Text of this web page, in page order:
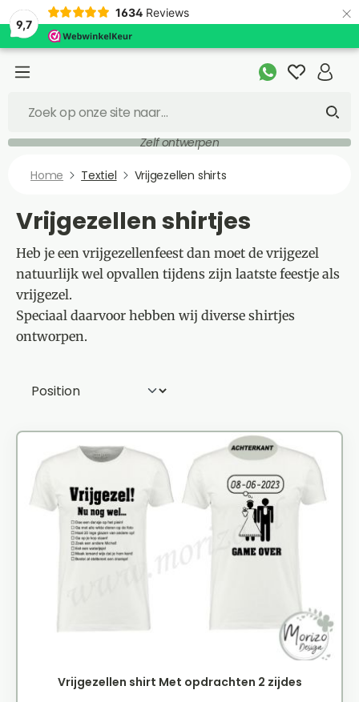
9,7
1634 Reviews ×
Zelf ontwerpen
Home Textiel Vrijgezellen shirts
Vrijgezellen shirtjes
Heb je een vrijgezellenfeest dan moet de vrijgezel
natuurlijk wel opvallen tijdens zijn laatste feestje als
vrijgezel.
Speciaal daarvoor hebben wij diverse shirtjes
ontworpen.
Vrijgezellen shirt Met opdrachten 2 zijdes